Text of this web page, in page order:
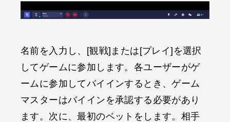
名前を入力し、[観戦]または[プレイ]を選択
してゲームに参加します。各ユーザーがゲ
ームに参加してバイインするとき、ゲーム
マスターはバイインを承認する必要があり
ます。次に、最初のベットをします。相手